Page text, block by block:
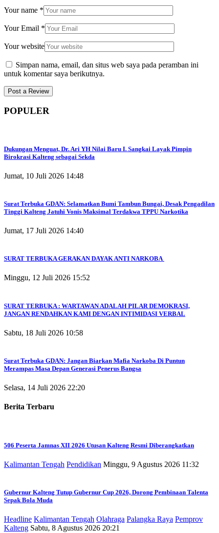
Your name *
Your Email *
Your website
Simpan nama, email, dan situs web saya pada peramban ini
untuk komentar saya berikutnya.
POPULER
Dukungan Menguat, Dr. Ari YH Nilai Baru I. Sangkai Layak Pimpin
Birokrasi Kalteng sebagai Sekda
Jumat, 10 Juli 2026 14:48
Surat Terbuka GDAN: Selamatkan Bumi Tambun Bungai, Desak Pengadilan
Tinggi Kalteng Jatuhi Vonis Maksimal Terdakwa TPPU Narkotika
Jumat, 17 Juli 2026 14:40
SURAT TERBUKA GERAKAN DAYAK ANTI NARKOBA
Minggu, 12 Juli 2026 15:52
SURAT TERBUKA : WARTAWAN ADALAH PILAR DEMOKRASI,
JANGAN RENDAHKAN KAMI DENGAN INTIMIDASI VERBAL
Sabtu, 18 Juli 2026 10:58
Surat Terbuka GDAN: Jangan Biarkan Mafia Narkoba Di Puntun
Merampas Masa Depan Generasi Penerus Bangsa
Selasa, 14 Juli 2026 22:20
Berita Terbaru
506 Peserta Jamnas XII 2026 Utusan Kalteng Resmi Diberangkatkan
Kalimantan Tengah Pendidikan Minggu, 9 Agustus 2026 11:32
Gubernur Kalteng Tutup Gubernur Cup 2026, Dorong Pembinaan Talenta
Sepak Bola Muda
Headline Kalimantan Tengah Olahraga Palangka Raya Pemprov
Kalteng Sabtu, 8 Agustus 2026 20:21